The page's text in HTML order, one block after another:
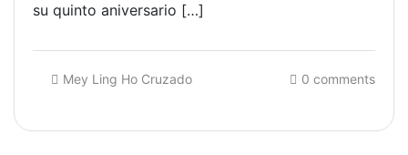
su quinto aniversario […]
Mey Ling Ho Cruzado 0 comments